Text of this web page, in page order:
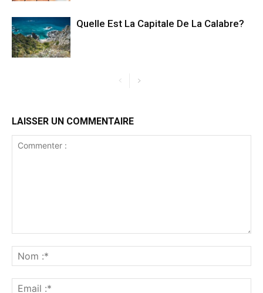
Quelle Est La Capitale De La Calabre?
LAISSER UN COMMENTAIRE